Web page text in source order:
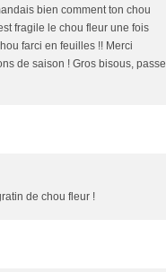
bien comment ton chou
fragile le chou fleur une fois
farci en feuilles !! Merci
de saison ! Gros bisous, passe
de chou fleur !